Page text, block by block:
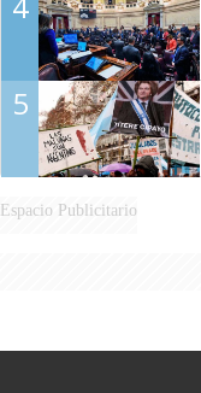
5
Espacio Publicitario